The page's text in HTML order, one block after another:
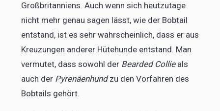
Großbritanniens. Auch wenn sich heutzutage
nicht mehr genau sagen lässt, wie der Bobtail
entstand, ist es sehr wahrscheinlich, dass er aus
Kreuzungen anderer Hütehunde entstand. Man
vermutet, dass sowohl der Bearded Collieals
auch der Pyrenäenhundzu den Vorfahren des
Bobtails gehört.